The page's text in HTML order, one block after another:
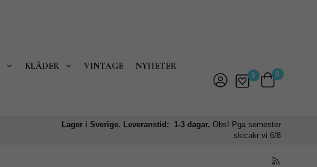
KLÄDER VINTAGE NYHETER
0 0
Lager i Sverige. Leveranstid: 1-3 dagar.Obs! Pga semester
skicakr vi 6/8